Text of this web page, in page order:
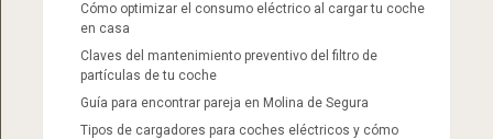
Cómo optimizar el consumo eléctrico al cargar tu coche
en casa
Claves del mantenimiento preventivo del filtro de
partículas de tu coche
Guía para encontrar pareja en Molina de Segura
Tipos de cargadores para coches eléctricos y cómo